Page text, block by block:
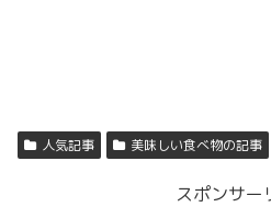
人気記事 美味しい食べ物の記事
スポンサー